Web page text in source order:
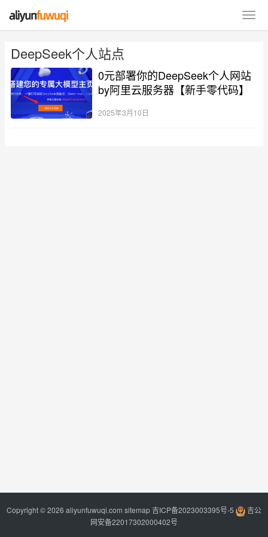
DeepSeek个人站点
0元部署你的DeepSeek个人网站
by阿里云服务器【新手零代码】
2025年3月10日
Copyright © 2026 aliyunfuwuqi.com sitemap吉ICP备2023003395号-5
吉公
网安备22017302000402号